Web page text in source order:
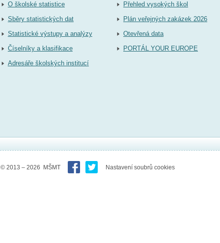
O školské statistice
Sběry statistických dat
Statistické výstupy a analýzy
Číselníky a klasifikace
Adresáře školských institucí
Přehled vysokých škol
Plán veřejných zakázek 2026
Otevřená data
PORTÁL YOUR EUROPE
© 2013 – 2026 MŠMT Nastavení soubrů cookies